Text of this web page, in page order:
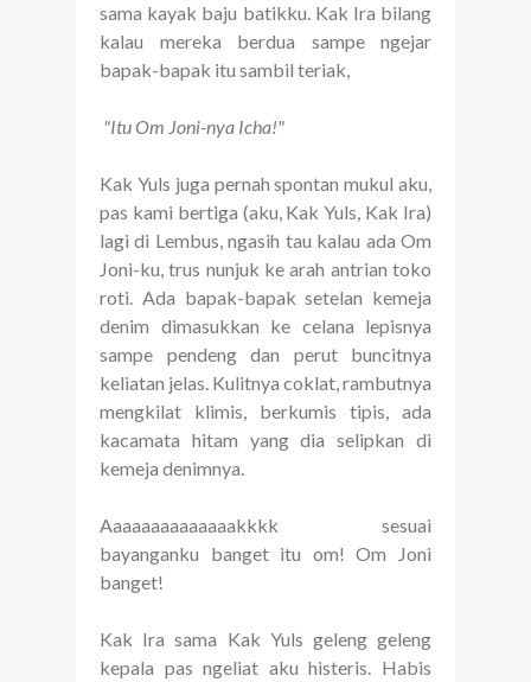
sama kayak baju batikku. Kak Ira bilang
kalau mereka berdua sampe ngejar
bapak-bapak itu sambil teriak,
"Itu Om Joni-nya Icha!"
Kak Yuls juga pernah spontan mukul aku,
pas kami bertiga (aku, Kak Yuls, Kak Ira)
lagi di Lembus, ngasih tau kalau ada Om
Joni-ku, trus nunjuk ke arah antrian toko
roti. Ada bapak-bapak setelan kemeja
denim dimasukkan ke celana lepisnya
sampe pendeng dan perut buncitnya
keliatan jelas. Kulitnya coklat, rambutnya
mengkilat klimis, berkumis tipis, ada
kacamata hitam yang dia selipkan di
kemeja denimnya.
Aaaaaaaaaaaaaakkkk sesuai
bayanganku banget itu om! Om Joni
banget!
Kak Ira sama Kak Yuls geleng geleng
kepala pas ngeliat aku histeris. Habis